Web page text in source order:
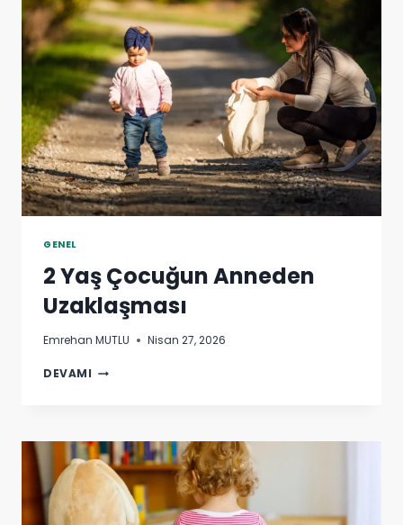
GENEL
2 Yaş Çocuğun Anneden
Uzaklaşması
Emrehan MUTLU Nisan 27, 2026
DEVAMI 2
UZAKLAŞMASI